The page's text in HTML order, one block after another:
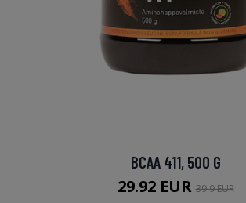
BCAA 411, 500 G
29.92 EUR39.9 EUR